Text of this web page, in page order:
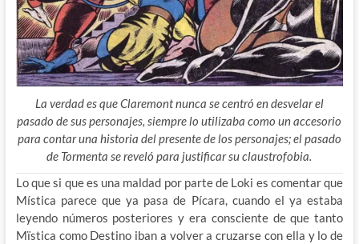
La verdad es que Claremont nunca se centró en desvelar el
pasado de sus personajes, siempre lo utilizaba como un accesorio
para contar una historia del presente de los personajes; el pasado
de Tormenta se reveló para justificar su claustrofobia.
Lo que si que es una maldad por parte de Loki es comentar que
Mística parece que ya pasa de Pícara, cuando el ya estaba
leyendo números posteriores y era consciente de que tanto
Mïstica como Destino iban a volver a cruzarse con ella y lo de